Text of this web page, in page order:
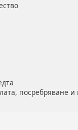
посребряване